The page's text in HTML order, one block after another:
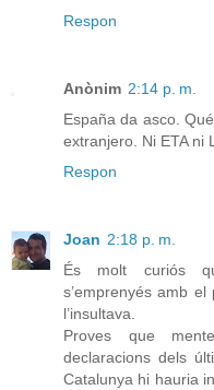
Respon
Anònim 2:14 p. m.
España da asco.
extranjero. Ni ETA ni
Respon
Joan 2:18 p. m.
És molt curiós
s’emprenyés amb
l’insultava.
Proves que
declaracions dels
Catalunya hi hauria